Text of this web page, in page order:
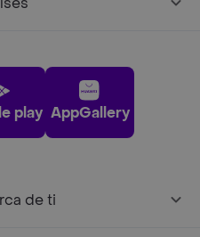
play AppGallery
de ti